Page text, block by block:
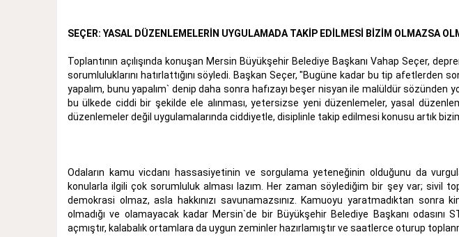
SEÇER: YASAL DÜZENLEMELERİN UYGULAMADA TAKİP EDİLMESİ BİZİM OLMAZSA
Toplantının açılışında konuşan Mersin Büyükşehir Belediye Başkanı Vahap Seçer,
sorumluluklarını hatırlattığını söyledi. Başkan Seçer, "Bugüne kadar bu tip afetlerden
yapalım, bunu yapalım` denip daha sonra hafızayı beşer nisyan ile malüldür sözünden
bu ülkede ciddi bir şekilde ele alınması, yetersizse yeni düzenlemeler, yasal
düzenlemeler değil uygulamalarında ciddiyetle, disiplinle takip edilmesi konusu artık
Odaların kamu vicdanı hassasiyetinin ve sorgulama yeteneğinin olduğunu da
konularla ilgili çok sorumluluk alması lazım. Her zaman söylediğim bir şey var; sivil
demokrasi olmaz, asla hakkınızı savunamazsınız. Kamuoyu yaratmadıktan sonra
olmadığı ve olamayacak kadar Mersin`de bir Büyükşehir Belediye Başkanı odasını
açmıştır, kalabalık ortamlara da uygun zeminler hazırlamıştır ve saatlerce oturup